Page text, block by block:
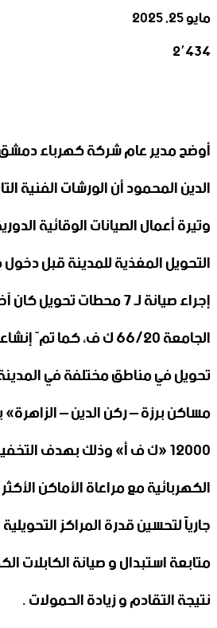
مايو 25, 2025
2٬434
أوضح مدير عام شركة كهرباء
الدين المحمود أن الورشات الفنية
وتيرة أعمال الصيانات الوقائية
التحويل المغذية للمدينة قبل
إجراء صيانة لـ ٧ محطات
الجامعة ٦٦/٢٠ ك ف، كما
تحويل في مناطق مختلفة في
مساكن برزة – ركن الدين –
١٢٠٠٠ «ك ف أ» وذلك بهدف
الكهربائية مع مراعاة الأماكن
جارياً لتحسين قدرة المراكز
متابعة استبدال و صيانة الكابلات
نتيجة التقادم و زيادة الحمولات .